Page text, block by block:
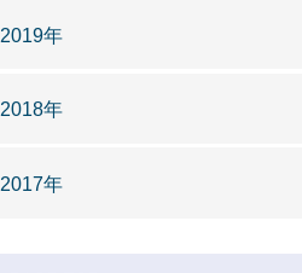
2019年
2018年
2017年